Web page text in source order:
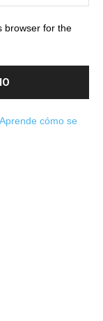
browser for the
Aprende cómo se